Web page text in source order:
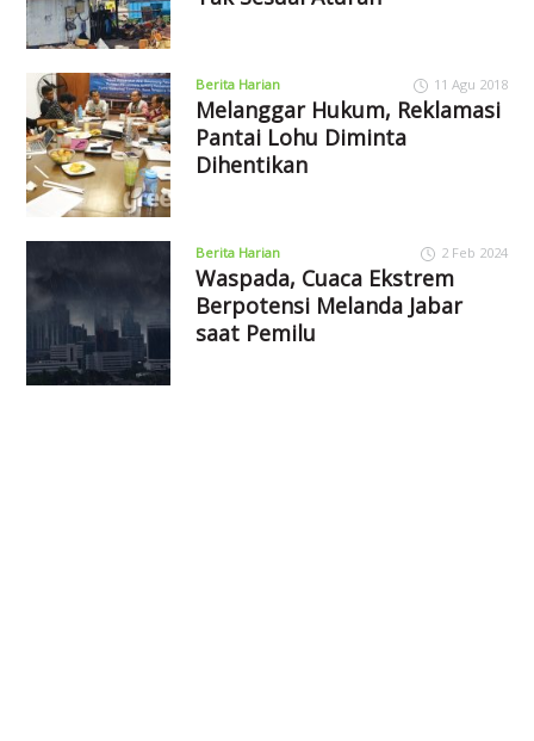
Berita Harian 11 Agu 2018
Melanggar Hukum, Reklamasi
Pantai Lohu Diminta
Dihentikan
Berita Harian 2 Feb 2024
Waspada, Cuaca Ekstrem
Berpotensi Melanda Jabar
saat Pemilu